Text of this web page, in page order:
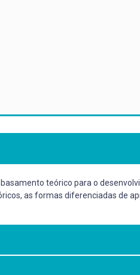
teórico para o
as formas diferenciadas de